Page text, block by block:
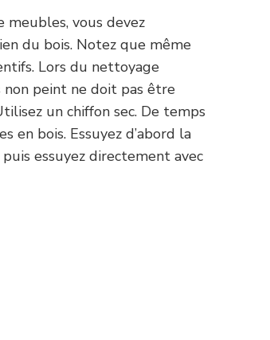
meubles, vous devez
du bois. Notez que même
Lors du nettoyage
non peint ne doit pas être
un chiffon sec. De temps
en bois. Essuyez d’abord la
essuyez directement avec